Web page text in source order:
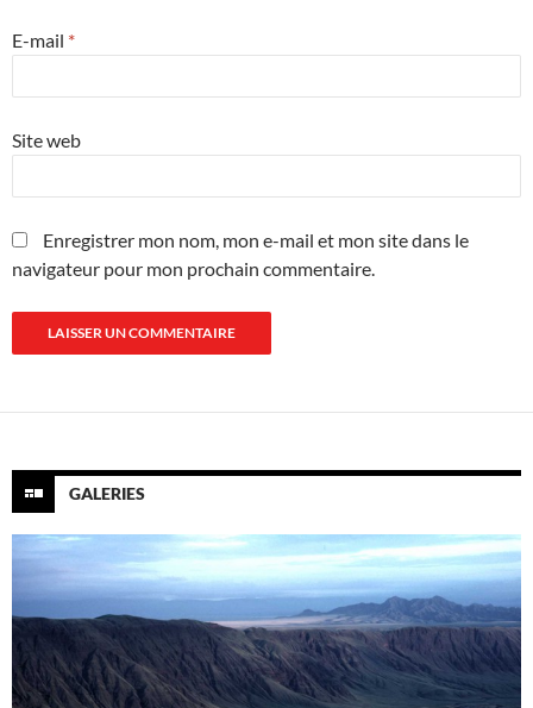
E-mail *
Site web
Enregistrer mon nom, mon e-mail et mon site dans le
navigateur pour mon prochain commentaire.
GALERIES